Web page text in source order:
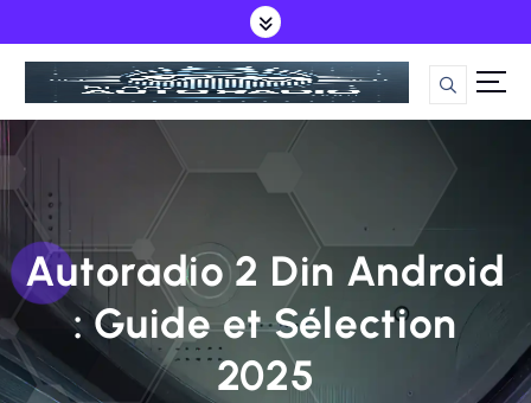
p
c
n
t
Guide Ultime pour tout ce qui est autoradio et infodivertissement auto
Autoradio 2 Din Android
: Guide et Sélection
2025